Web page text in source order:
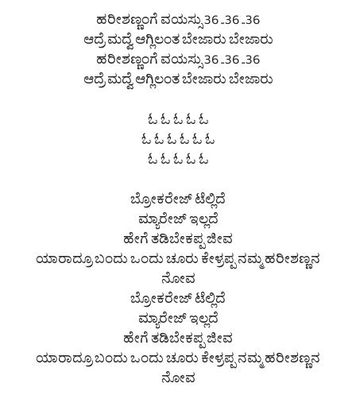
ಹರೀಶಣ್ಣಂಗೆ ವಯಸ್ಸು 36 ..36 ..36
ಆದ್ರೆ ಮದ್ವೆ ಆಗ್ಲಿಲಂತ ಬೇಜಾರು ಬೇಜಾರು
ಹರೀಶಣ್ಣಂಗೆ ವಯಸ್ಸು 36 ..36 ..36
ಆದ್ರೆ ಮದ್ವೆ ಆಗ್ಲಿಲಂತ ಬೇಜಾರು ಬೇಜಾರು
ಓ ಓ ಓ ಓ ಓ
ಓ ಓ ಓ ಓ ಓ ಓ
ಓ ಓ ಓ ಓ ಓ
ಬ್ರೋಕರೇಜ್ ಟೆಲ್ಲಿದೆ
ಮ್ಯಾರೇಜ್ ಇಲ್ಲದೆ
ಹೇಗೆ ತಡಿಬೇಕಪ್ಪ ಜೀವ
ಯಾರಾದ್ರೂ ಬಂದು ಒಂದು ಚೂರು ಕೇಳ್ರಪ್ಪ ನಮ್ಮ ಹರೀಶಣ್ಣನ
ನೋವ
ಬ್ರೋಕರೇಜ್ ಟೆಲ್ಲಿದೆ
ಮ್ಯಾರೇಜ್ ಇಲ್ಲದೆ
ಹೇಗೆ ತಡಿಬೇಕಪ್ಪ ಜೀವ
ಯಾರಾದ್ರೂ ಬಂದು ಒಂದು ಚೂರು ಕೇಳ್ರಪ್ಪ ನಮ್ಮ ಹರೀಶಣ್ಣನ
ನೋವ